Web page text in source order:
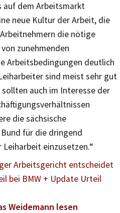
auf dem Arbeitsmarkt
neue Kultur der Arbeit, die
die nötige
zunehmenden
Arbeitsbedingungen deutlich
sind meist sehr gut
auch im Interesse der
die sächsische
für die dringend
einzusetzen.“
Arbeitsgericht entscheidet
bei BMW + Update Urteil
Weidemann lesen